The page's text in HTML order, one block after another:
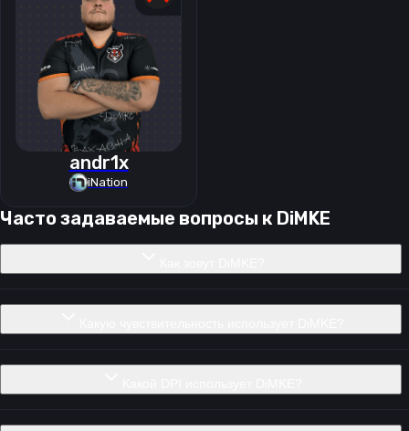
andr1x
iNation
Часто задаваемые вопросы к DiMKE